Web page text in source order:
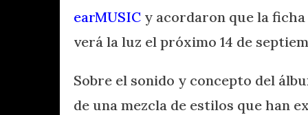
earMUSIC y acordaron que la
verá la luz el próximo 14 de
Sobre el sonido y concepto del
de una mezcla de estilos que han